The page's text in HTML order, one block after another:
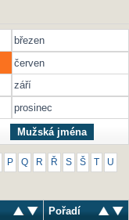
březen
červen
září
prosinec
Mužská jména
P Q R Ř S Š U
Pořadí